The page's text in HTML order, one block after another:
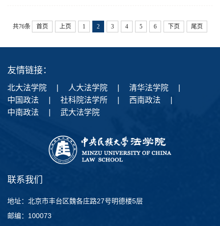
共76条 首页 上页 1 2 3 4 5 6 下页 尾页
友情链接：
北大法学院 人大法学院 清华法学院
中国政法
社科院法学所 西南政法
中南政法
武大法学院
联系我们
地址：北京市丰台区魏各庄路27号明德楼5层
邮编：100073